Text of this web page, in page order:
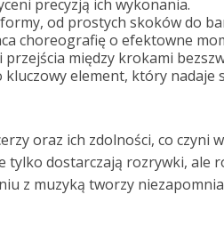
precyzją ich wykonania.
od prostych skoków do
choreografię o efektowne
między krokami
element, który nadaje
oraz ich zdolności, co czyni
tylko dostarczają rozrywki, ale
z muzyką tworzy